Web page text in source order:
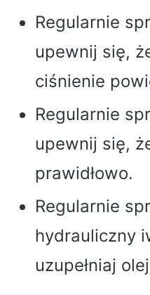
Regularnie
upewnij się,
ciśnienie
Regularnie
upewnij się,
prawidłowo.
Regularnie
hydrauliczny
uzupełniaj